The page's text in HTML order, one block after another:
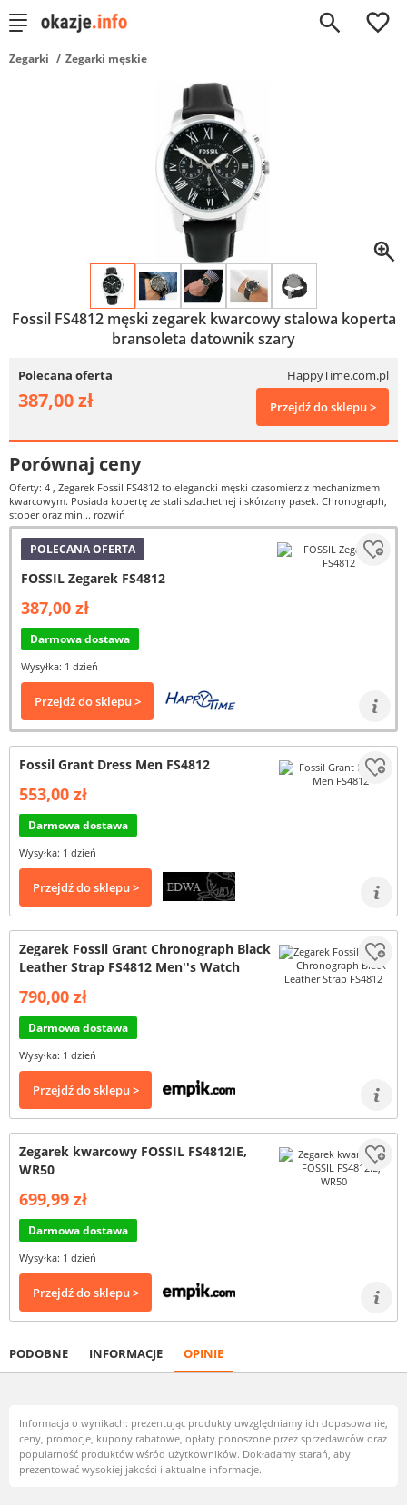
0
Zegarki Zegarki męskie
Fossil FS4812 męski zegarek kwarcowy stalowa koperta
bransoleta datownik szary
Polecana oferta HappyTime.com.pl
387,00 zł Przejdź do sklepu >
Porównaj ceny
Oferty: 4 , Zegarek Fossil FS4812 to elegancki męski czasomierz z mechanizmem
kwarcowym. Posiada kopertę ze stali szlachetnej i skórzany pasek. Chronograph,
stoper oraz min... rozwiń
POLECANA OFERTA
FOSSIL Zegarek FS4812
387,00 zł
Darmowa dostawa
Wysyłka: 1 dzień
Przejdź do sklepu >
Fossil Grant Dress Men FS4812
553,00 zł
Darmowa dostawa
Wysyłka: 1 dzień
Przejdź do sklepu >
Zegarek Fossil Grant Chronograph Black
Leather Strap FS4812 Men''s Watch
790,00 zł
Darmowa dostawa
Wysyłka: 1 dzień
Przejdź do sklepu >
Zegarek kwarcowy FOSSIL FS4812IE,
WR50
699,99 zł
Darmowa dostawa
Wysyłka: 1 dzień
Przejdź do sklepu >
PODOBNE INFORMACJE OPINIE
Informacja o wynikach: prezentując produkty uwzględniamy ich dopasowanie,
ceny, promocje, kupony rabatowe, opłaty ponoszone przez sprzedawców oraz
popularność produktów wśród użytkowników. Dokładamy starań, aby
prezentować wysokiej jakości i aktualne informacje.